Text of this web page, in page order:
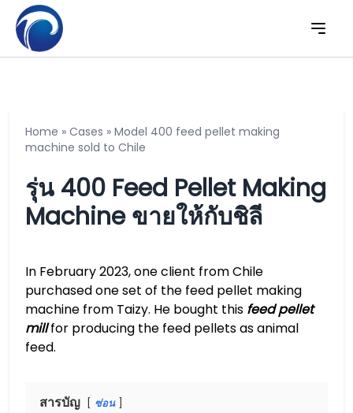
Home » Cases » Model 400 feed pellet making
machine sold to Chile
รุ่น 400 Feed Pellet Making
Machine ขายให้กับชิลี
In February 2023, one client from Chile
purchased one set of the feed pellet making
machine from Taizy. He bought this feed pellet
millfor producing the feed pellets as animal
feed.
สารบัญ ซ่อน